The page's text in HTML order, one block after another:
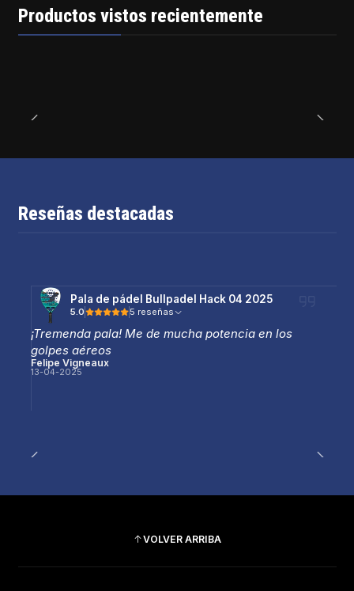
Productos vistos recientemente
Reseñas destacadas
Pala de pádel Bullpadel Hack 04 2025
5.0 5 reseñas
¡Tremenda pala! Me de mucha potencia en los
golpes aéreos
Felipe Vigneaux
13-04-2025
VOLVER ARRIBA